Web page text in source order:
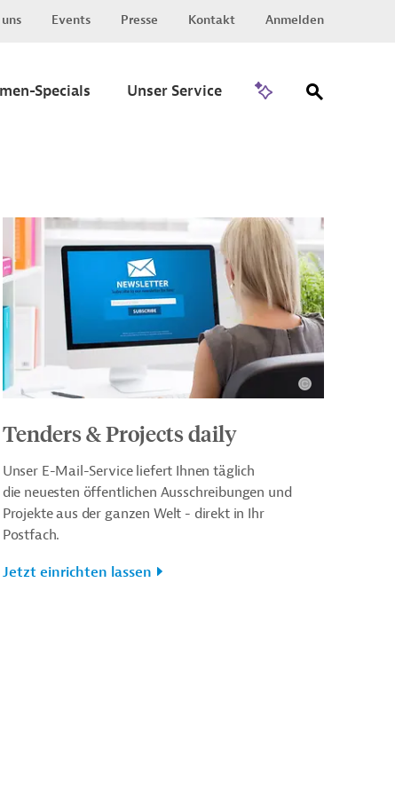
Events Presse Kontakt Anmelden
Specials Unser Service
Tenders & Projects daily
Unser E-Mail-Service liefert Ihnen täglich
die neuesten öffentlichen Ausschreibungen und
Projekte aus der ganzen Welt - direkt in Ihr
Postfach.
Jetzt einrichten lassen